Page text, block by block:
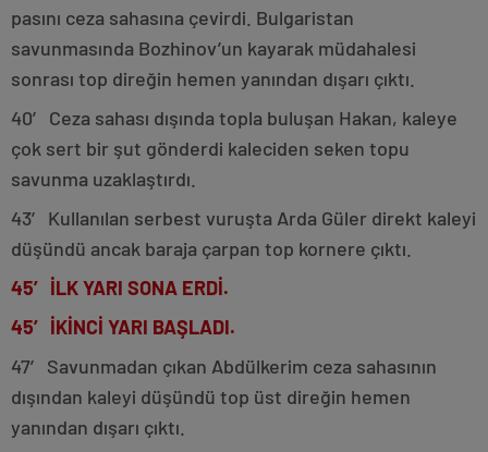
pasını ceza sahasına çevirdi. Bulgaristan
savunmasında Bozhinov’un kayarak müdahalesi
sonrası top direğin hemen yanından dışarı çıktı.
40′ Ceza sahası dışında topla buluşan Hakan, kaleye
çok sert bir şut gönderdi kaleciden seken topu
savunma uzaklaştırdı.
43′ Kullanılan serbest vuruşta Arda Güler direkt kaleyi
düşündü ancak baraja çarpan top kornere çıktı.
45′ İLK YARI SONA ERDİ.
45′ İKİNCİ YARI BAŞLADI.
47′ Savunmadan çıkan Abdülkerim ceza sahasının
dışından kaleyi düşündü top üst direğin hemen
yanından dışarı çıktı.